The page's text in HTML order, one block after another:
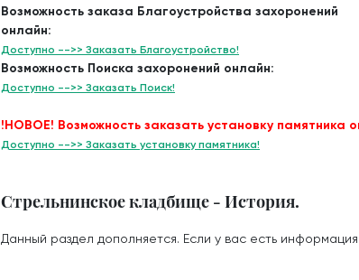
Возможность заказа Благоустройства захоронений
онлайн:
Доступно -->> Заказать Благоустройство!
Возможность Поиска захоронений онлайн:
Доступно -->> Заказать Поиск!
!НОВОЕ! Возможность заказать установку памятника
Доступно -->> Заказать установку памятника!
Стрельнинское кладбище - История.
Данный раздел дополняется. Если у вас есть